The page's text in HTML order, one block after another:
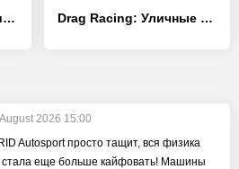
Drive Zone Online: Дрифт Тачки Drag Racing: Уличные гонки
2026 15:00
Autosport просто тащит, вся физика
стала еще больше кайфовать! Машины